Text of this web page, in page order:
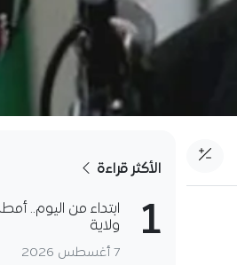
الأكثر قراءة
1
ولاية
7 أغسطس 2026